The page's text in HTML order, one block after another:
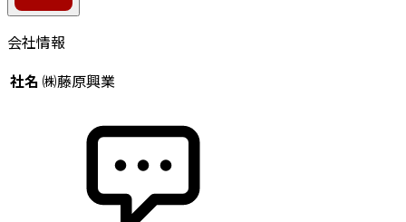
会社情報
社名 ㈱藤原興業